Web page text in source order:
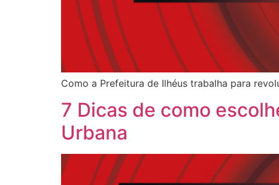
Como a Prefeitura de Ilhéus trabalha para
7 Dicas de como
Urbana